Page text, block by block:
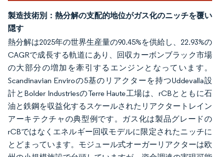
製造技術別：熱分解の支配的地位がガス化のニッチを覆い
隠す
熱分解は2025年の世界生産量の90.45%を供給し、22.93%の
CAGRで成長する軌道にあり、回収カーボンブラック市場
の大部分の増加を牽引するエンジンとなっています。
Scandinavian Enviroの5基のリアクターを持つUddevalla設
計とBolder IndustriesのTerre Haute工場は、rCBとともに石
油と鉄鋼を収益化するスケールされたリアクタートレイン
アーキテクチャの典型例です。ガス化は製品グレードの
rCBではなくエネルギー回収モデルに限定されたニッチに
とどまっています。モジュール式オーガーリアクターは欧